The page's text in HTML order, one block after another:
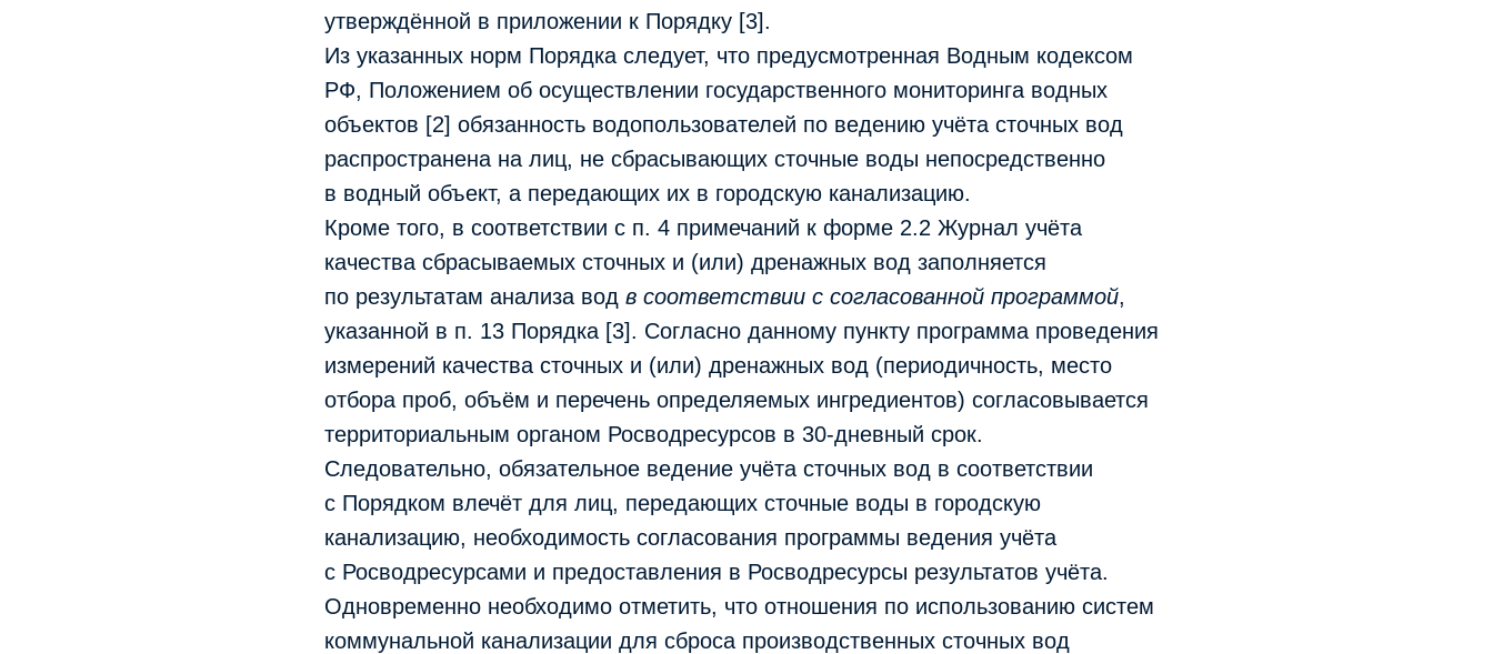
утверждённой в приложении к Порядку [3].
Из указанных норм Порядка следует, что предусмотренная Водным кодексом
РФ, Положением об осуществлении государственного мониторинга водных
объектов [2] обязанность водопользователей по ведению учёта сточных вод
распространена на лиц, не сбрасывающих сточные воды непосредственно
в водный объект, а передающих их в городскую канализацию.
Кроме того, в соответствии с п. 4 примечаний к форме 2.2 Журнал учёта
качества сбрасываемых сточных и (или) дренажных вод заполняется
по результатам анализа вод в соответствии с согласованной программой,
указанной в п. 13 Порядка [3]. Согласно данному пункту программа проведения
измерений качества сточных и (или) дренажных вод (периодичность, место
отбора проб, объём и перечень определяемых ингредиентов) согласовывается
территориальным органом Росводресурсов в 30-дневный срок.
Следовательно, обязательное ведение учёта сточных вод в соответствии
с Порядком влечёт для лиц, передающих сточные воды в городскую
канализацию, необходимость согласования программы ведения учёта
с Росводресурсами и предоставления в Росводресурсы результатов учёта.
Одновременно необходимо отметить, что отношения по использованию систем
коммунальной канализации для сброса производственных сточных вод